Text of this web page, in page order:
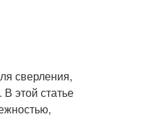
сверления,
этой статье